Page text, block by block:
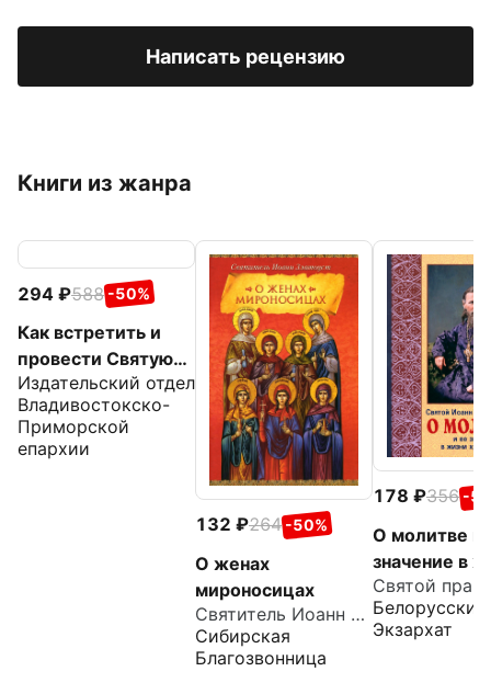
Написать рецензию
Книги из жанра
294 588 -50%
Как встретить и
провести Святую
Пасху
Издательский отдел
Владивостокско-
Приморской
епархии
132 264 -50%
О женах
мироносицах
Святитель Иоанн Златоуст
Сибирская
Благозвонница
178 356 -
О молитве и
значение в
Извлечения
дневника с
Белорусский
Экзархат